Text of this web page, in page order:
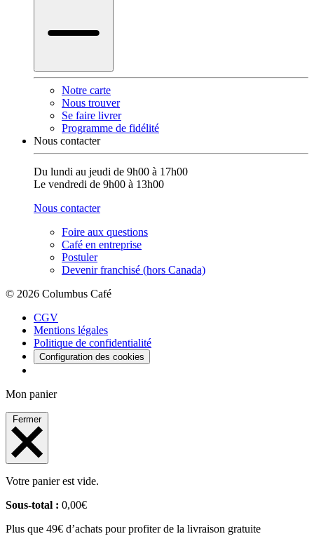
Notre carte
Nous trouver
Se faire livrer
Programme de fidélité
Nous contacter
Du lundi au jeudi de 9h00 à 17h00
Le vendredi de 9h00 à 13h00
Nous contacter
Foire aux questions
Café en entreprise
Postuler
Devenir franchisé (hors Canada)
© 2026 Columbus Café
CGV
Mentions légales
Politique de confidentialité
Configuration des cookies
Mon panier
Fermer
Votre panier est vide.
Sous-total : 0,00€
Plus que 49€ d’achats pour profiter de la livraison gratuite